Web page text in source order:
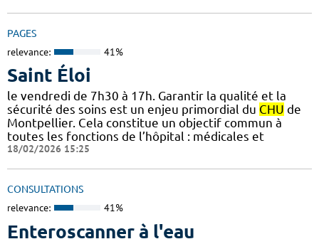
PAGES
relevance: 41%
Saint Éloi
le vendredi de 7h30 à 17h. Garantir la qualité et la
sécurité des soins est un enjeu primordial du CHU de
Montpellier. Cela constitue un objectif commun à
toutes les fonctions de l’hôpital : médicales et
18/02/2026 15:25
CONSULTATIONS
relevance: 41%
Enteroscanner à l'eau